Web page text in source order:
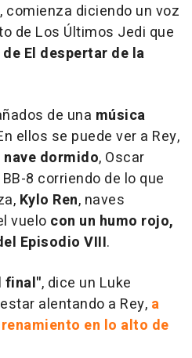
, comienza diciendo un voz
de Los Últimos Jedi que
El despertar de la
de una música
ellos se puede ver a Rey,
nave dormido, Oscar
8 corriendo de lo que
Kylo Ren, naves
vuelo con un humo rojo,
Episodio VIII.
final", dice un Luke
alentando a Rey, a
en lo alto de